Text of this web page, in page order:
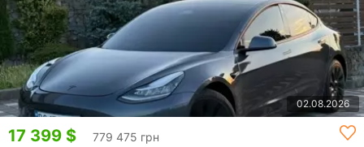
02.08.2026
17 399 $ 779 475 грн